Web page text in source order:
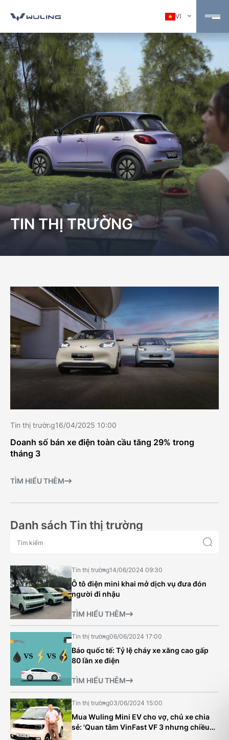
VI
TIN THỊ TRƯỜNG
Tin thị trường16/04/2025 10:00
Doanh số bán xe điện toàn cầu tăng 29% trong
tháng 3
TÌM HIỂU THÊM
Danh sách Tin thị trường
Tin thị trường14/06/2024 09:30
Ô tô điện mini khai mở dịch vụ đưa đón
người đi nhậu
TÌM HIỂU THÊM
Tin thị trường06/06/2024 17:00
Báo quốc tế: Tỷ lệ cháy xe xăng cao gấp
80 lần xe điện
TÌM HIỂU THÊM
Tin thị trường03/06/2024 15:00
Mua Wuling Mini EV cho vợ, chủ xe chia
sẻ: 'Quan tâm VinFast VF 3 nhưng chiều